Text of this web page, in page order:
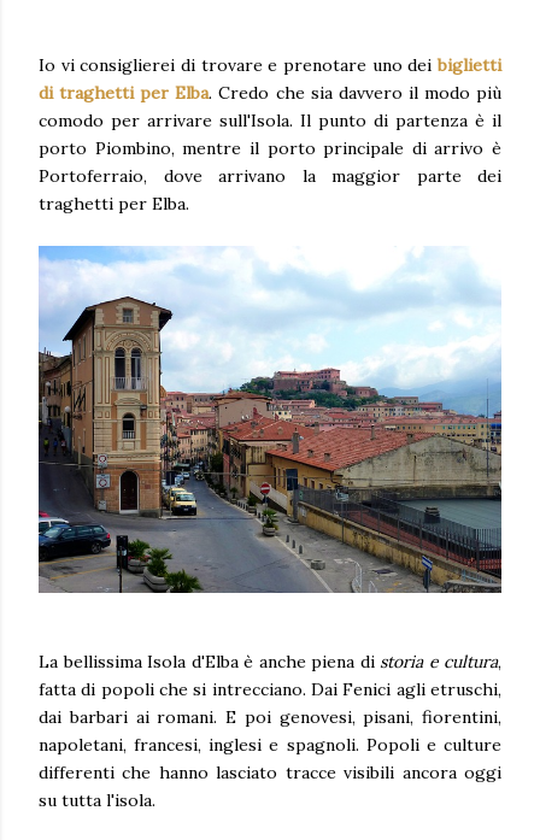
Io vi consiglierei di trovare e prenotare uno deibiglietti
di traghetti per Elba. Credo che sia davvero il modo più
comodo per arrivare sull'Isola. Il punto di partenza è il
porto Piombino, mentre il porto principale di arrivo è
Portoferraio, dove arrivano la maggior parte dei
traghetti per Elba.
La bellissima Isola d'Elba è anche piena di storia e cultura,
fatta di popoli che si intrecciano. Dai Fenici agli etruschi,
dai barbari ai romani. E poi genovesi, pisani, fiorentini,
napoletani, francesi, inglesi e spagnoli. Popoli e culture
differenti che hanno lasciato tracce visibili ancora oggi
su tutta l'isola.